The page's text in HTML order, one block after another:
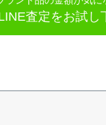
査定をお試し